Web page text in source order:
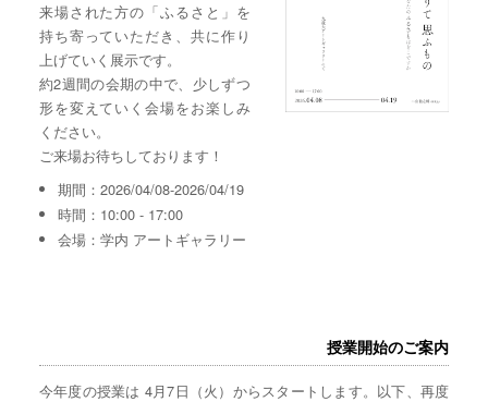
来場された方の「ふるさと」を
持ち寄っていただき、共に作り
上げていく展示です。
約2週間の会期の中で、少しずつ
形を変えていく会場をお楽しみ
ください。
ご来場お待ちしております！
期間：2026/04/08-2026/04/19
時間：10:00 - 17:00
会場：学内 アートギャラリー
授業開始のご案内
今年度の授業は 4月7日（火）からスタートします。以下、再度